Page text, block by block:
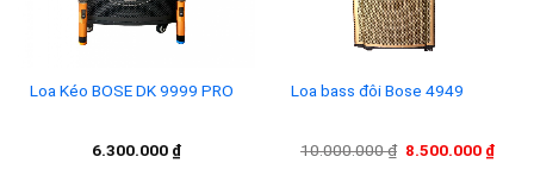
Loa Kéo BOSE DK 9999 PRO
6.300.000 ₫
Loa bass đôi Bose 4949
10.000.000₫ Giá
8.500.000 ₫Giá